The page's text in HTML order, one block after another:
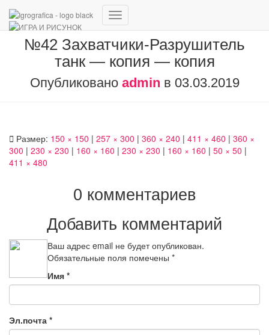
Переключить
навигацию
№42 Захватчики-Разрушитель
танк — копия — копия
Опубликовано admin в 03.03.2019
Размер: 150 × 150 | 257 × 300 | 360 × 240 | 411 × 460 | 360 ×
300 | 230 × 230 | 160 × 160 | 230 × 230 | 160 × 160 | 50 × 50 |
411 × 480
0 комментариев
Добавить комментарий
Ваш адрес email не будет опубликован.
Обязательные поля помечены *
Имя *
Эл.почта *